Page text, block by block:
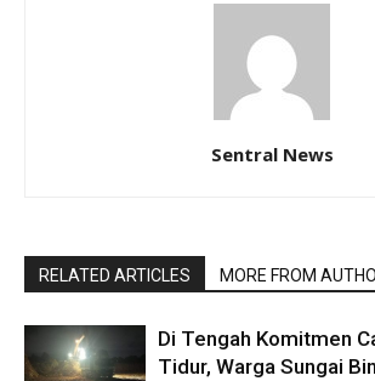
Sentral News
RELATED ARTICLES MORE FROM
Di Tengah Komitmen
Tidur, Warga Sungai